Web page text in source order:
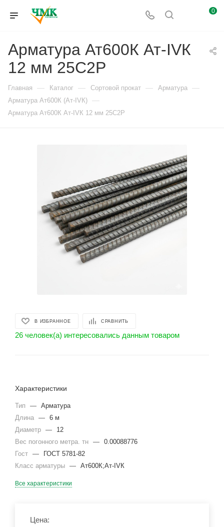
0
Арматура Ат600К Ат-IVК
12 мм 25С2Р
Главная — Каталог — Сортовой прокат — Арматура —
Арматура Ат600К (Ат-IVК) —
Арматура Ат600К Ат-IVК 12 мм 25С2Р
В ИЗБРАННОЕ СРАВНИТЬ
26 человек(а) интересовались данным товаром
Характеристики
Тип — Арматура
Длина — 6 м
Диаметр —
12
Вес погонного метра. тн — 0.00088776
Гост —
ГОСТ 5781-82
Класс арматуры — Ат600К;Ат-IVК
Все характеристики
Цена: